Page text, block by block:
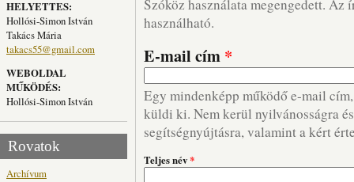
HELYETTES:
Hollósi-Simon István
Takács Mária
takacs55@gmail.com
WEBOLDAL
MŰKÖDÉS:
Hollósi-Simon István
Rovatok
Archívum
Szóköz használata megengedett. Az
használható.
E-mail cím *
Egy mindenképp működő e-mail
küldi ki. Nem kerül nyilvánosságra
segítségnyújtásra, valamint a kért
Teljes név*